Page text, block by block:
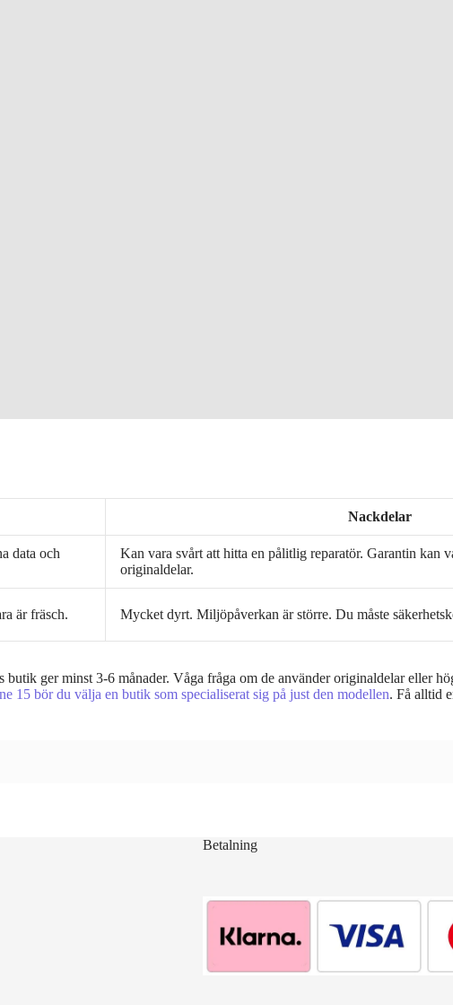
Nackdelar
data och
Kan vara svårt att hitta en pålitlig reparatör. Garantin kan
originaldelar.
är fräsch. Mycket dyrt. Miljöpåverkan är större. Du måste
ger minst 3-6 månader. Våga fråga om de använder originaldelar eller
15 bör du välja en butik som specialiserat sig på just den modellen. Få alltid
Betalning